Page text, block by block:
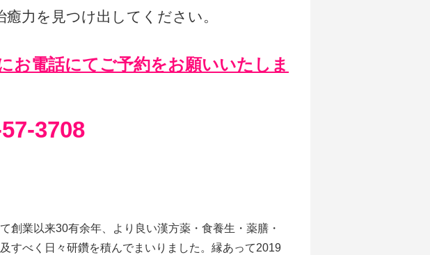
力を見つけ出してください。
お電話にてご予約をお願いいたしま
3708
創業以来30有余年、より良い漢方薬・食養生・薬膳・
すべく日々研鑽を積んでまいりました。縁あって2019